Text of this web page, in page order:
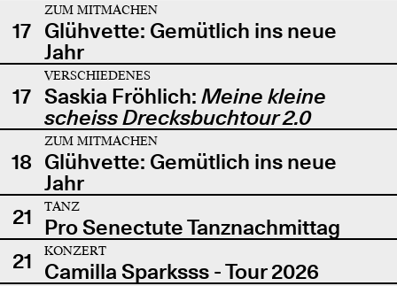
17
ZUM MITMACHEN
Glühvette: Gemütlich ins neue
Jahr
17
VERSCHIEDENES
Saskia Fröhlich: Meine kleine
scheiss Drecksbuchtour 2.0
18
ZUM MITMACHEN
Glühvette: Gemütlich ins neue
Jahr
21
TANZ
Pro Senectute Tanznachmittag
21
KONZERT
Camilla Sparksss - Tour 2026